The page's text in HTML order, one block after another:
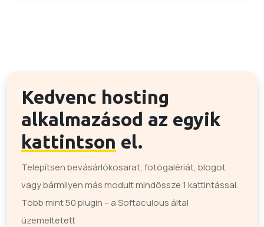
Kedvenc hosting
alkalmazásod az egyik
kattintson el.
Telepítsen bevásárlókosarat, fotógalériát, blogot
vagy bármilyen más modult mindössze 1 kattintással.
Több mint 50 plugin – a Softaculous által
üzemeltetett